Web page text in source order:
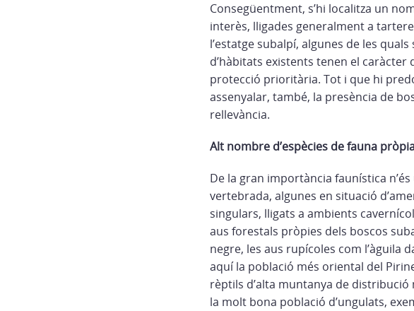
Consegüentment, s’hi localitza un
interès, lligades generalment a
l’estatge subalpí, algunes de les
d’hàbitats existents tenen el
protecció prioritària. Tot i que hi
assenyalar, també, la presència de
rellevància.
Alt nombre d’espècies de fauna
De la gran importància faunística
vertebrada, algunes en situació
singulars, lligats a ambients
aus forestals pròpies dels boscos
negre, les aus rupícoles com l’àguila
aquí la població més oriental del
rèptils d’alta muntanya de
la molt bona població d’ungulats,